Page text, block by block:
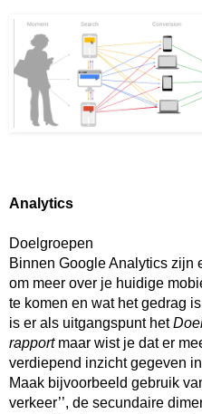
Analytics
Doelgroepen
Binnen Google Analytics zijn
om meer over je huidige
te komen en wat het gedrag
is er als uitgangspunt het
rapport maar wist je dat er
verdiepend inzicht gegeven
Maak bijvoorbeeld gebruik
verkeer’’, de secundaire